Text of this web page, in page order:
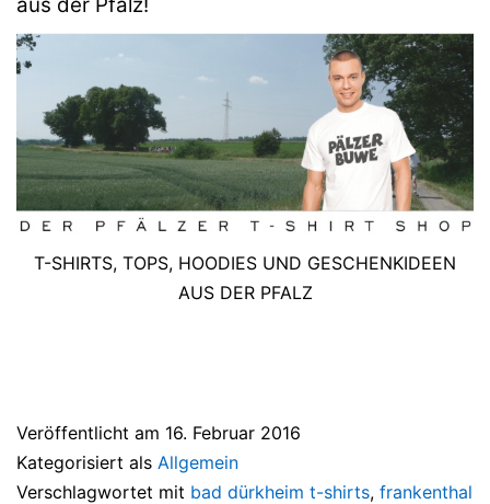
T-SHIRTS, TOPS, HOODIES UND GESCHENKIDEEN
AUS DER PFALZ
Veröffentlicht am 16. Februar 2016
Kategorisiert als Allgemein
Verschlagwortet mit bad dürkheim t-shirts, frankenthal